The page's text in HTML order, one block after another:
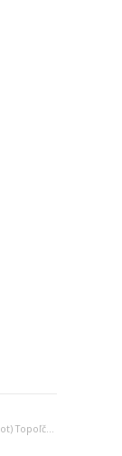
Einfamilienhaus verkauf (angebot) Topoľčany